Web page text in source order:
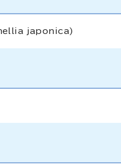
japonica)